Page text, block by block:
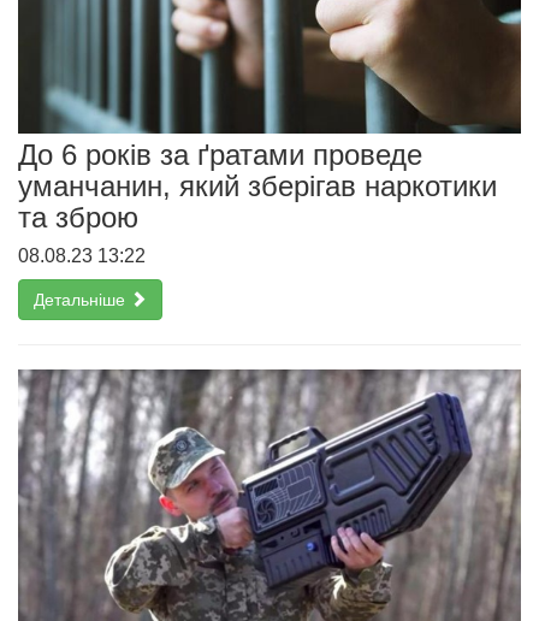
До 6 років за ґратами проведе
уманчанин, який зберігав наркотики
та зброю
08.08.23 13:22
Детальніше